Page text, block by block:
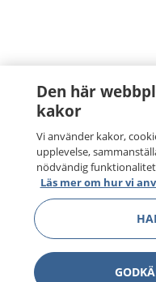
Den här
kakor
Vi använder kakor,
upplevelse,
nödvändig
Läs mer om hur vi